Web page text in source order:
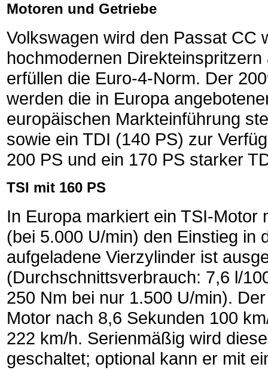
Motoren und Getriebe
Volkswagen wird den Passat CC
hochmodernen
erfüllen die Euro-4-Norm. Der
werden die in Europa
europäischen Markteinführung
sowie ein TDI (140 PS) zur
200 PS und ein 170 PS starker
TSI mit 160 PS
In Europa markiert ein TSI-Motor
(bei 5.000 U/min) den Einstieg in
aufgeladene Vierzylinder ist
(Durchschnittsverbrauch: 7,6 l/
250 Nm bei nur 1.500 U/min).
Motor nach 8,6 Sekunden 100
222 km/h. Serienmäßig wird
geschaltet; optional kann er mit